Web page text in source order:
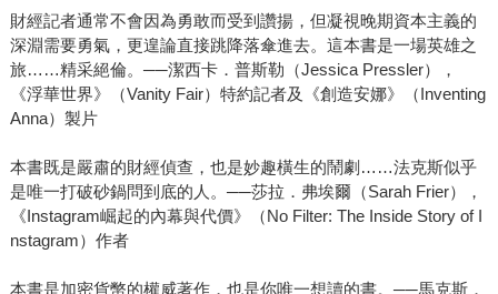
財經記者通常不會因為勇敢而受到讚揚，但凝視晚期資本主義的
深淵需要勇氣，更遑論直接跳降落傘進去。這本書是一場英雄之
旅……精采絕倫。──潔西卡．普斯勒（Jessica Pressler），
《浮華世界》（Vanity Fair）特約記者及《創造安娜》（Inventing
Anna）製片
本書既是嚴肅的財經偵查，也是妙趣橫生的鬧劇……法克斯似乎
是唯一打破砂鍋問到底的人。──莎拉．弗埃爾（Sarah Frier），
《Instagram崛起的內幕與代價》（No Filter: The Inside Story of I
nstagram）作者
本書是加密貨幣的權威著作，也是你唯一想讀的書。──馬克斯．